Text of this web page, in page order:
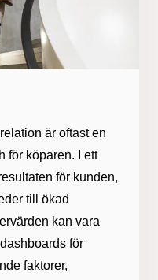
är oftast en
för köparen. I ett
för kunden,
till ökad
kan vara
för
faktorer,